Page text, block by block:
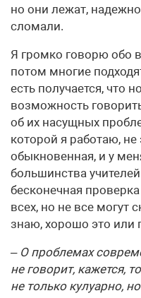
но они лежат,
сломали.
Я громко говорю обо
потом многие
есть получается, что
возможность
об их насущных
которой я работаю, не
обыкновенная, и у
большинства
бесконечная проверка
всех, но не все могут
знаю, хорошо это или
– О проблемах
не говорит, кажется,
не только кулуарно,